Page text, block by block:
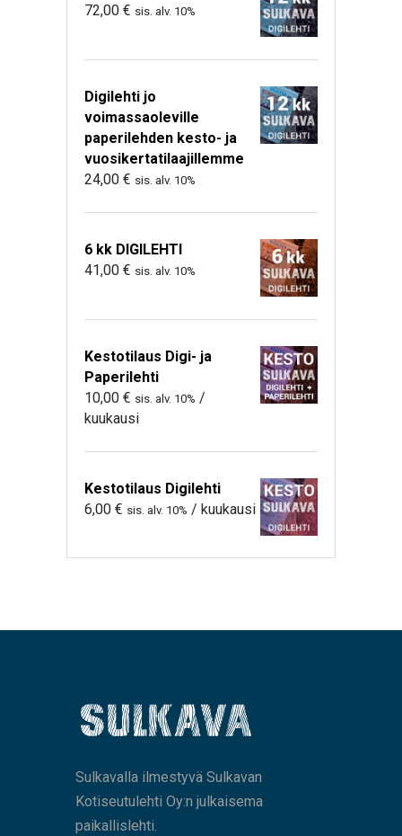
72,00 € sis. alv. 10%
Digilehti jo
voimassaoleville
paperilehden kesto- ja
vuosikertatilaajillemme
24,00 € sis. alv. 10%
6 kk DIGILEHTI
41,00 € sis. alv. 10%
Kestotilaus Digi- ja
Paperilehti
10,00 € sis. alv. 10% /
kuukausi
Kestotilaus Digilehti
6,00 € sis. alv. 10% / kuukausi
Sulkavalla ilmestyvä Sulkavan
Kotiseutulehti Oy:n julkaisema
paikallislehti.